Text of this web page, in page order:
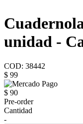
unidad -
COD: 38442
$ 99
$ 90
Pre-order
Cantidad
-